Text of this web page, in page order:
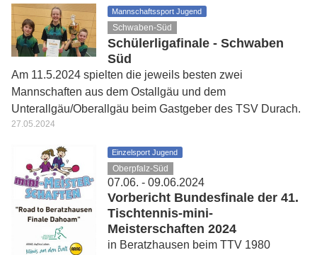
Mannschaftssport Jugend
Schwaben-Süd
Schülerligafinale - Schwaben
Süd
Am 11.5.2024 spielten die jeweils besten zwei
Mannschaften aus dem Ostallgäu und dem
Unterallgäu/Oberallgäu beim Gastgeber des TSV Durach.
27.05.2024
Einzelsport Jugend
Oberpfalz-Süd
07.06. - 09.06.2024
Vorbericht Bundesfinale der 41.
Tischtennis-mini-
Meisterschaften 2024
in Beratzhausen beim TTV 1980